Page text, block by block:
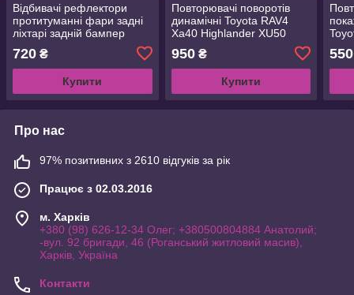
Відбивачі рефлектори
протитуманні фари задні
ліхтарі задній бампер
Toyota RAV4 Camry Lexus
IS-F GX470 RX300 Sienna
Venza Reiz Inno
720 ₴
Купити
Повторювачі поворотів
динамічні Toyota RAV4
Xa40 Highlander XU50
2016 2017 2018
950₴
Купити
IS
550
Про нас
97% позитивних з 2610 відгуків за рік
Працює з 02.03.2016
м. Харків
+380 (98) 626-12-34 Олег; +380500804884 Анатолий;
-вул. 92 бригади, 46 (Роганський житловий масив),
Харків, Україна
Контакти